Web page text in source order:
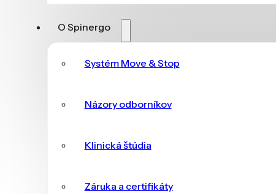
O Spinergo
Systém Move & Stop
Názory odborníkov
Klinická štúdia
Záruka a certifikáty